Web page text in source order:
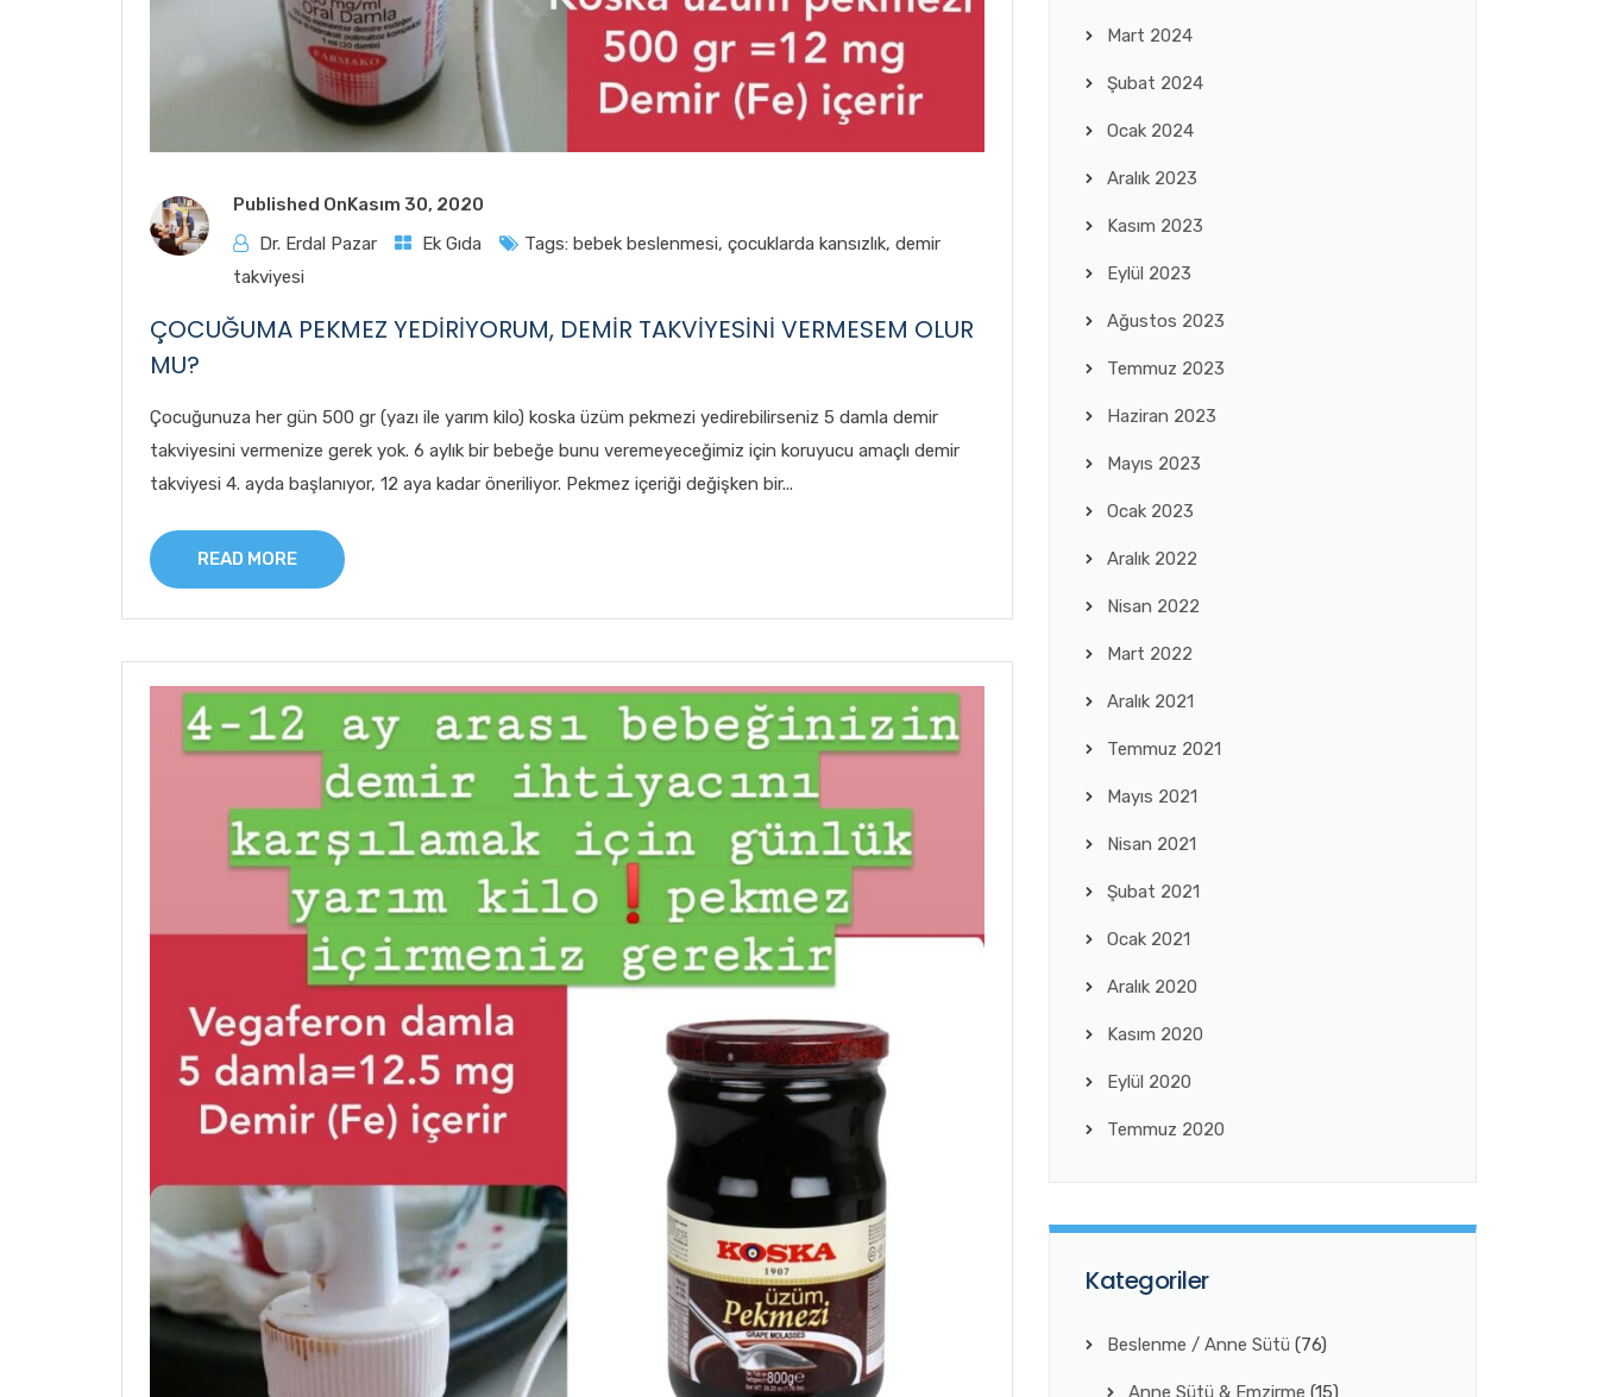
Published OnKasım 30, 2020
Dr. Erdal Pazar
Ek Gıda Tags: bebek beslenmesi, çocuklarda kansızlık, demir
takviyesi
ÇOCUĞUMA PEKMEZ YEDİRİYORUM, DEMİR TAKVİYESİNİ VERMESEM OLUR
MU?
Çocuğunuza her gün 500 gr (yazı ile yarım kilo) koska üzüm pekmezi yedirebilirseniz 5 damla demir
takviyesini vermenize gerek yok. 6 aylık bir bebeğe bunu veremeyeceğimiz için koruyucu amaçlı demir
takviyesi 4. ayda başlanıyor, 12 aya kadar öneriliyor. Pekmez içeriği değişken bir...
READ MORE
Mart 2024
Şubat 2024
Ocak 2024
Aralık 2023
Kasım 2023
Eylül 2023
Ağustos 2023
Temmuz 2023
Haziran 2023
Mayıs 2023
Ocak 2023
Aralık 2022
Nisan 2022
Mart 2022
Aralık 2021
Temmuz 2021
Mayıs 2021
Nisan 2021
Şubat 2021
Ocak 2021
Aralık 2020
Kasım 2020
Eylül 2020
Temmuz 2020
Kategoriler
Beslenme / Anne Sütü (76)
Anne Sütü & Emzirme (15)